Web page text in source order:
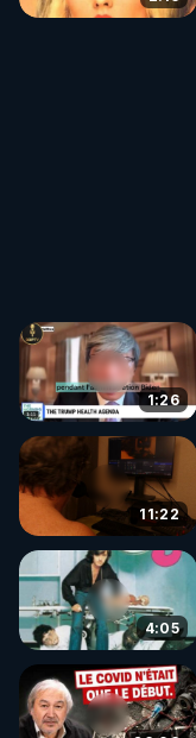
1:26
11:22
4:05